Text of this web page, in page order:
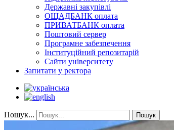
Державні закупівлі
ОЩАДБАНК оплата
ПРИВАТБАНК оплата
Поштовий сервер
Програмне забезпечення
Інституційний репозитарій
Сайти університету
Запитати у ректора
Пошук... Пошук